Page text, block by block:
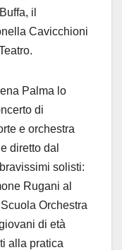
il
Cavicchioni
Palma lo
di
e orchestra
diretto dal
solisti:
Rugani al
Orchestra
di età
alla pratica